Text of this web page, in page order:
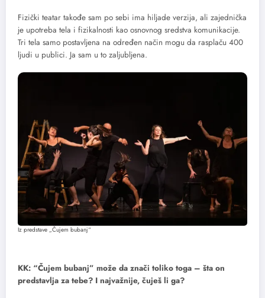
Fizički teatar takođe sam po sebi ima hiljade verzija, ali zajednička
je upotreba tela i fizikalnosti kao osnovnog sredstva komunikacije.
Tri tela samo postavljena na određen način mogu da rasplaču 400
ljudi u publici. Ja sam u to zaljubljena.
Iz predstave „Čujem bubanj“
KK: “Čujem bubanj” može da znači toliko toga – šta on
predstavlja za tebe? I najvažnije, čuješ li ga?